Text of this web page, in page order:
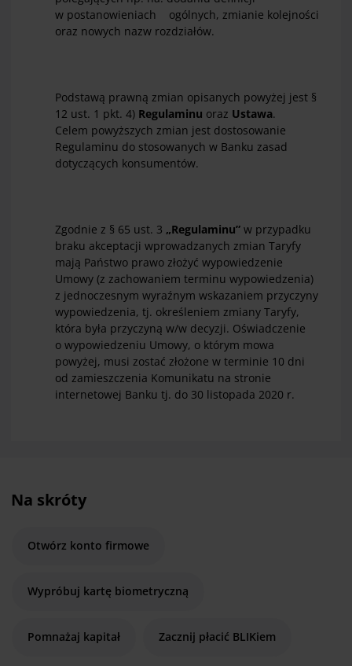
w postanowieniach ogólnych, zmianie kolejności
oraz nowych nazw rozdziałów.
Podstawą prawną zmian opisanych powyżej jest §
12 ust. 1 pkt. 4) Regulaminu oraz Ustawa.
Celem powyższych zmian jest dostosowanie
Regulaminu do stosowanych w Banku zasad
dotyczących konsumentów.
Zgodnie z § 65 ust. 3 „Regulaminu” w przypadku
braku akceptacji wprowadzanych zmian Taryfy
mają Państwo prawo złożyć wypowiedzenie
Umowy (z zachowaniem terminu wypowiedzenia)
z jednoczesnym wyraźnym wskazaniem przyczyny
wypowiedzenia, tj. określeniem zmiany Taryfy,
która była przyczyną w/w decyzji. Oświadczenie
o wypowiedzeniu Umowy, o którym mowa
powyżej, musi zostać złożone w terminie 10 dni
od zamieszczenia Komunikatu na stronie
internetowej Banku tj. do 30 listopada 2020 r.
Na skróty
Otwórz konto firmowe
Wypróbuj kartę biometryczną
Pomnażaj kapitał Zacznij płacić BLIKiem